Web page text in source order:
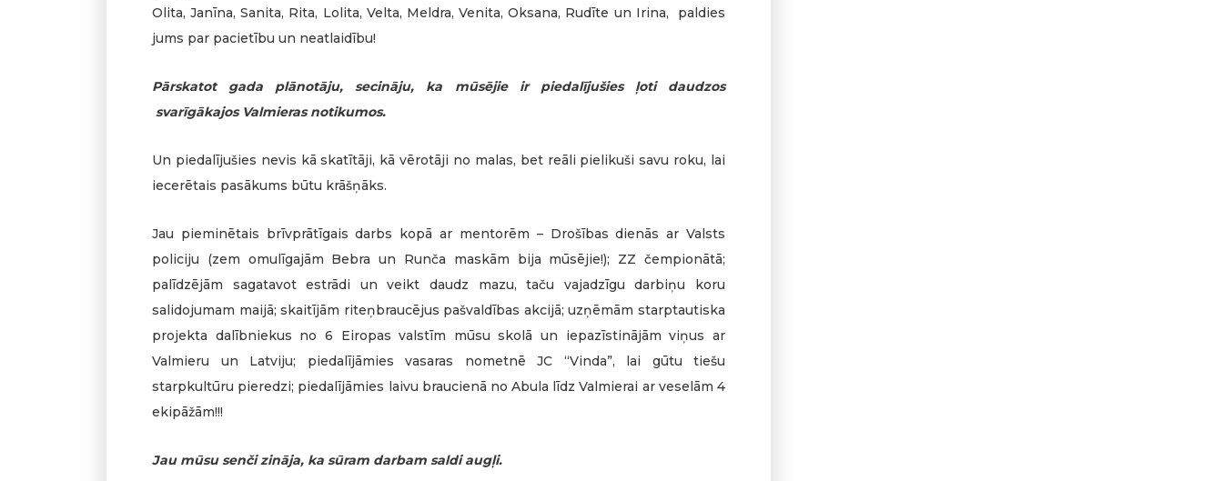
Olita, Janīna, Sanita, Rita, Lolita, Velta, Meldra, Venita, Oksana, Rudīte un Irina, paldies
jums par pacietību un neatlaidību!
Pārskatot gada plānotāju, secināju, ka mūsējie ir piedalījušies ļoti daudzos
svarīgākajos Valmieras notikumos.
Un piedalījušies nevis kā skatītāji, kā vērotāji no malas, bet reāli pielikuši savu roku, lai
iecerētais pasākums būtu krāšņāks.
Jau pieminētais brīvprātīgais darbs kopā ar mentorēm – Drošības dienās ar Valsts
policiju (zem omulīgajām Bebra un Runča maskām bija mūsējie!); ZZ čempionātā;
palīdzējām sagatavot estrādi un veikt daudz mazu, taču vajadzīgu darbiņu koru
salidojumam maijā; skaitījām riteņbraucējus pašvaldības akcijā; uzņēmām starptautiska
projekta dalībniekus no 6 Eiropas valstīm mūsu skolā un iepazīstinājām viņus ar
Valmieru un Latviju; piedalījāmies vasaras nometnē JC “Vinda”, lai gūtu tiešu
starpkultūru pieredzi; piedalījāmies laivu braucienā no Abula līdz Valmierai ar veselām 4
ekipāžām!!!
Jau mūsu senči zināja, ka sūram darbam saldi augļi.